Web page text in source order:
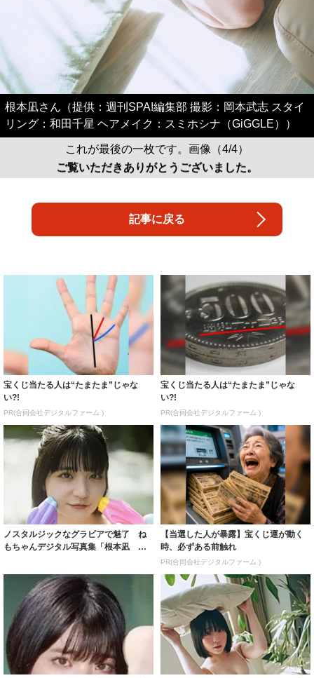
根本凪さん（提供：週刊SPA!編集部 撮影：岡本武志 スタイ
リング：和田千星 ヘアメイク：スミホシナ（GiGGLE））
これが最後の一枚です。画像（4/4）
ご覧いただきありがとうございました。
記事に戻る
宝くじ当たる人は“たまたま”じゃな
い?!
PR(合同会社デジタルファーム )
宝くじ当たる人は“たまたま”じゃな
い?!
PR(合同会社デジタルファーム )
ノスタルジックなグラビアで魅了 ね
もちゃんデジタル写真集「根本凪 夏
【当選した人が暴露】宝くじ運が動く
時、必ずある前触れ
PR(合同会社デジタルファーム )